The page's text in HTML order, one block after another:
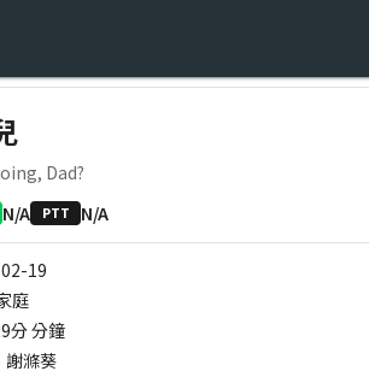
Dad?
N/A PTT N/A
19
庭
分分鐘
謝滌葵